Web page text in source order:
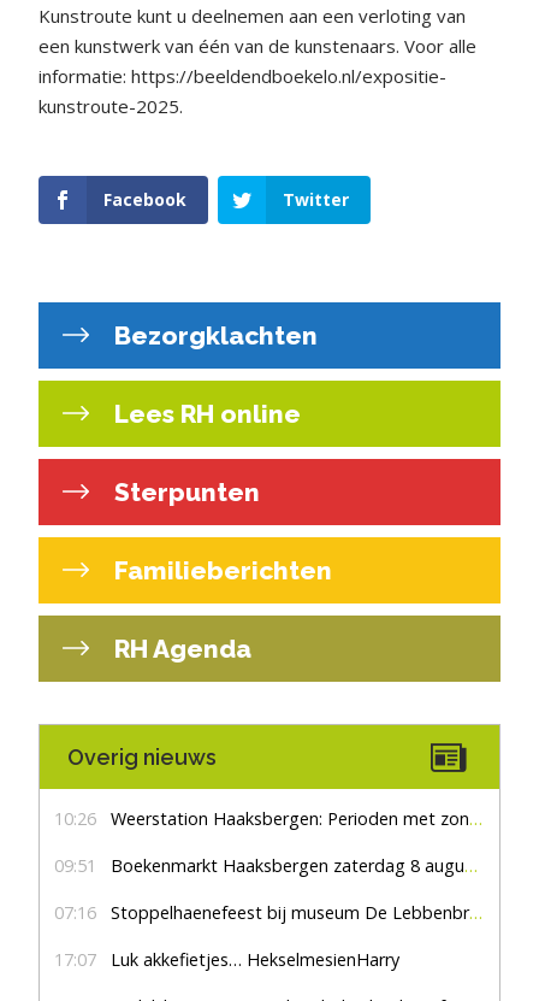
Kunstroute kunt u deelnemen aan een verloting van
een kunstwerk van één van de kunstenaars. Voor alle
informatie: https://beeldendboekelo.nl/expositie-
kunstroute-2025.
Facebook Twitter
Bezorgklachten
Lees RH online
Sterpunten
Familieberichten
RH Agenda
Overig nieuws
10:26 Weerstation Haaksbergen: Perioden met zon en droog
09:51 Boekenmarkt Haaksbergen zaterdag 8 augustus, marktplein Haaksbergen
07:16 Stoppelhaenefeest bij museum De Lebbenbrugge
17:07 Luk akkefietjes… HekselmesienHarry